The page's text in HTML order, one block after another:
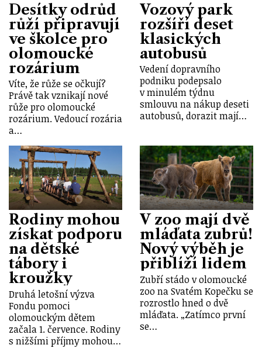
Desítky odrůd
růží připravují
ve školce pro
olomoucké
rozárium
Víte, že růže se očkují?
Právě tak vznikají nové
růže pro olomoucké
rozárium. Vedoucí rozária
a…
Vozový park
rozšíří deset
klasických
autobusů
Vedení dopravního
podniku podepsalo
v minulém týdnu
smlouvu na nákup deseti
autobusů, dorazit mají…
Rodiny mohou
získat podporu
na dětské
tábory i
kroužky
Druhá letošní výzva
Fondu pomoci
olomouckým dětem
začala 1. července. Rodiny
s nižšími příjmy mohou…
V zoo mají dvě
mláďata zubrů!
Nový výběh je
přiblíží lidem
Zubří stádo v olomoucké
zoo na Svatém Kopečku se
rozrostlo hned o dvě
mláďata. „Zatímco první
se…